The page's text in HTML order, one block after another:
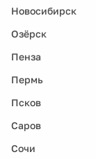
Новосибирск
Озёрск
Пенза
Пермь
Псков
Саров
Сочи